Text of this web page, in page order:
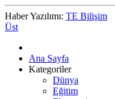
Haber Yazılımı: TE Bilişim
Üst
Ana Sayfa
Kategoriler
Dünya
Eğitim